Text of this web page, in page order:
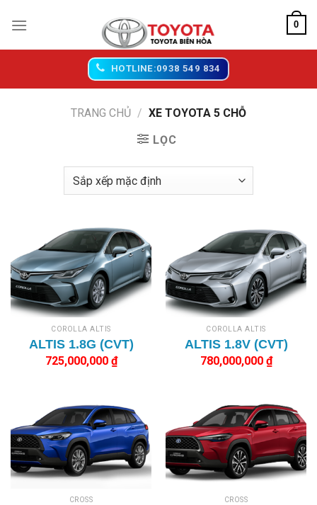
đến
0
HOTLINE:0938 549 834
TRANG CHỦ / XE TOYOTA 5 CHỖ
LỌC
COROLLA ALTIS
ALTIS 1.8G (CVT)
725,000,000 ₫
COROLLA ALTIS
ALTIS 1.8V (CVT)
780,000,000 ₫
CROSS CROSS